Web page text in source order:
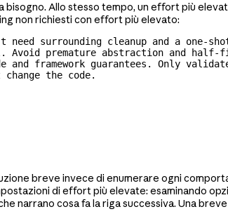
Allo stesso tempo, un effort più
non richiesti con effort più elevato:
surrounding cleanup and a one-
premature abstraction and
half-
framework guarantees. Only
the code.
breve invece di enumerare ogni
di effort più elevate: esaminando
narrano cosa fa la riga successiva. Una